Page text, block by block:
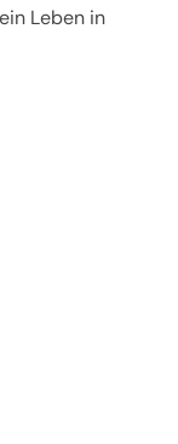
Leben in